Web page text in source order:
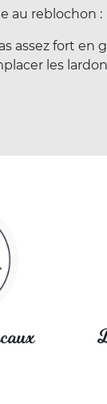
au reblochon :
assez fort en
les